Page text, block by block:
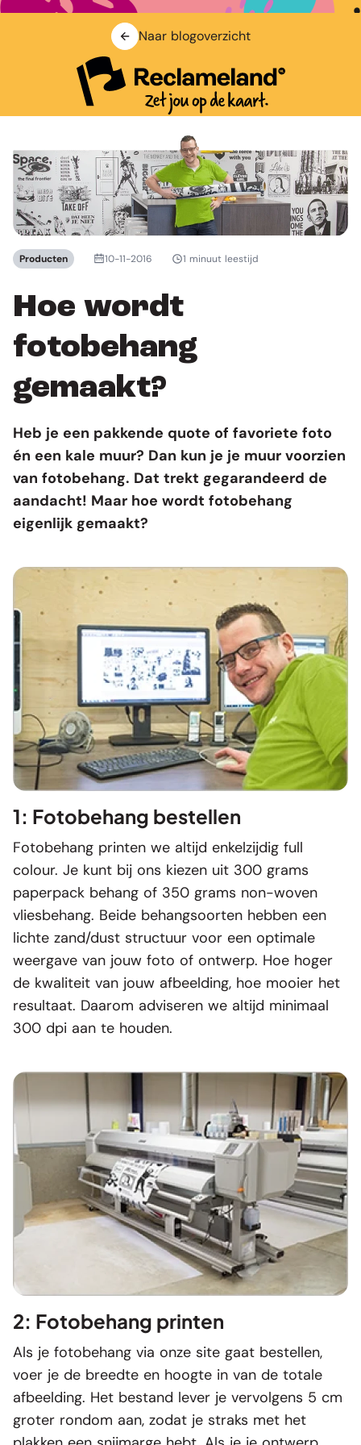
Naar blogoverzicht
Producten 10-11-2016 1 minuut leestijd
Hoe wordt
fotobehang
gemaakt?
Heb je een pakkende quote of favoriete foto
én een kale muur? Dan kun je je muur voorzien
van fotobehang. Dat trekt gegarandeerd de
aandacht! Maar hoe wordt fotobehang
eigenlijk gemaakt?
1: Fotobehang bestellen
Fotobehang printen we altijd enkelzijdig full
colour. Je kunt bij ons kiezen uit 300 grams
paperpack behang of 350 grams non-woven
vliesbehang. Beide behangsoorten hebben een
lichte zand/dust structuur voor een optimale
weergave van jouw foto of ontwerp. Hoe hoger
de kwaliteit van jouw afbeelding, hoe mooier het
resultaat. Daarom adviseren we altijd minimaal
300 dpi aan te houden.
2: Fotobehang printen
Als je fotobehang via onze site gaat bestellen,
voer je de breedte en hoogte in van de totale
afbeelding. Het bestand lever je vervolgens 5 cm
groter rondom aan, zodat je straks met het